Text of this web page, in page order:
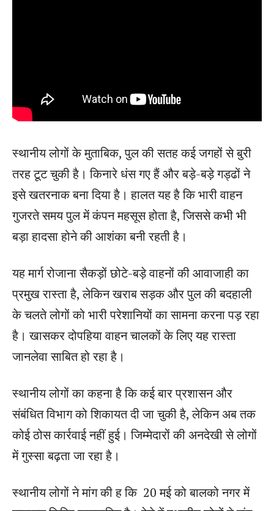
स्थानीय लोगों के मुताबिक, पुल की सतह कई जगहों से बुरी
तरह टूट चुकी है। किनारे धंस गए हैं और बड़े-बड़े गड्ढों ने
इसे खतरनाक बना दिया है। हालत यह है कि भारी वाहन
गुजरते समय पुल में कंपन महसूस होता है, जिससे कभी भी
बड़ा हादसा होने की आशंका बनी रहती है।
यह मार्ग रोजाना सैकड़ों छोटे-बड़े वाहनों की आवाजाही का
प्रमुख रास्ता है, लेकिन खराब सड़क और पुल की बदहाली
के चलते लोगों को भारी परेशानियों का सामना करना पड़ रहा
है। खासकर दोपहिया वाहन चालकों के लिए यह रास्ता
जानलेवा साबित हो रहा है।
स्थानीय लोगों का कहना है कि कई बार प्रशासन और
संबंधित विभाग को शिकायत दी जा चुकी है, लेकिन अब तक
कोई ठोस कार्रवाई नहीं हुई। जिम्मेदारों की अनदेखी से लोगों
में गुस्सा बढ़ता जा रहा है।
स्थानीय लोगों ने मांग की ह कि 20 मई को बालको नगर में